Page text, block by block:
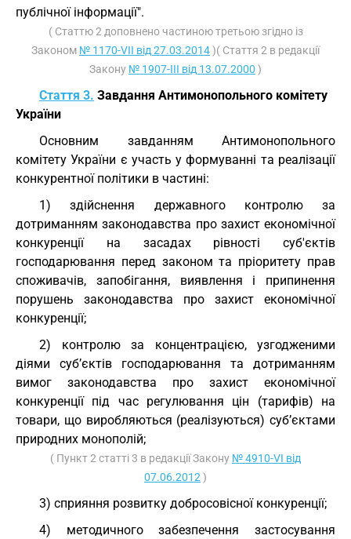
публічної інформації".
( Статтю 2 доповнено частиною третьою згідно із
Законом № 1170-VII від 27.03.2014)( Стаття 2 в редакції
Закону № 1907-III від 13.07.2000 )
Стаття 3. Завдання Антимонопольного комітету
України
Основним завданням Антимонопольного
комітету України є участь у формуванні та реалізації
конкурентної політики в частині:
1) здійснення державного контролю за
дотриманням законодавства про захист економічної
конкуренції на засадах рівності суб'єктів
господарювання перед законом та пріоритету прав
споживачів, запобігання, виявлення і припинення
порушень законодавства про захист економічної
конкуренції;
2) контролю за концентрацією, узгодженими
діями суб’єктів господарювання та дотриманням
вимог законодавства про захист економічної
конкуренції під час регулювання цін (тарифів) на
товари, що виробляються (реалізуються) суб’єктами
природних монополій;
( Пункт 2 статті 3 в редакції Закону № 4910-VI від
07.06.2012 )
3) сприяння розвитку добросовісної конкуренції;
4) методичного забезпечення застосування